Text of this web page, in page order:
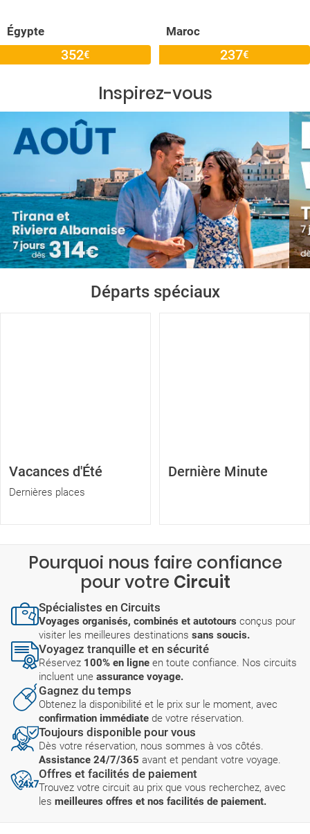
Égypte
352€
Maroc
237€
Inspirez-vous
Départs spéciaux
Vacances d'Été
Dernières places
Dernière Minute
Pourquoi nous faire confiance
pour votre Circuit
Spécialistes en Circuits
Voyages organisés, combinés et autotours conçus pour
visiter les meilleures destinations sans soucis.
Voyagez tranquille et en sécurité
Réservez 100% en ligne en toute confiance. Nos circuits
incluent une assurance voyage.
Gagnez du temps
Obtenez la disponibilité et le prix sur le moment, avec
confirmation immédiate de votre réservation.
Toujours disponible pour vous
Dès votre réservation, nous sommes à vos côtés.
Assistance 24/7/365 avant et pendant votre voyage.
Offres et facilités de paiement
Trouvez votre circuit au prix que vous recherchez, avec
les meilleures offres et nos facilités de paiement.